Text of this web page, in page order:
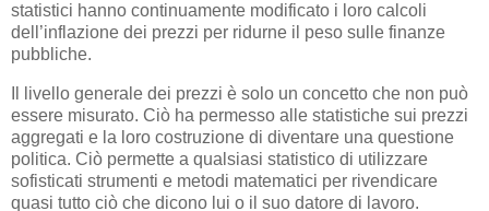
statistici hanno continuamente modificato i loro calcoli
dell’inflazione dei prezzi per ridurne il peso sulle finanze
pubbliche.
Il livello generale dei prezzi è solo un concetto che non può
essere misurato. Ciò ha permesso alle statistiche sui prezzi
aggregati e la loro costruzione di diventare una questione
politica. Ciò permette a qualsiasi statistico di utilizzare
sofisticati strumenti e metodi matematici per rivendicare
quasi tutto ciò che dicono lui o il suo datore di lavoro.